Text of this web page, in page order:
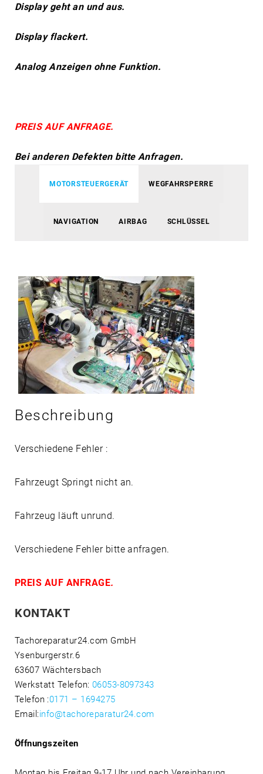
Display geht an und aus.
Display flackert.
Analog Anzeigen ohne Funktion.
PREIS AUF ANFRAGE.
Bei anderen Defekten bitte Anfragen.
MOTORSTEUERGERÄT WEGFAHRSPERRE
NAVIGATION AIRBAG SCHLÜSSEL
Beschreibung
Verschiedene Fehler :
Fahrzeugt Springt nicht an.
Fahrzeug läuft unrund.
Verschiedene Fehler bitte anfragen.
PREIS AUF ANFRAGE.
KONTAKT
Tachoreparatur24.com GmbH
Ysenburgerstr.6
63607 Wächtersbach
Werkstatt Telefon: 06053-8097343
Telefon :0171 – 1694275
Email:info@tachoreparatur24.com
Öffnungszeiten